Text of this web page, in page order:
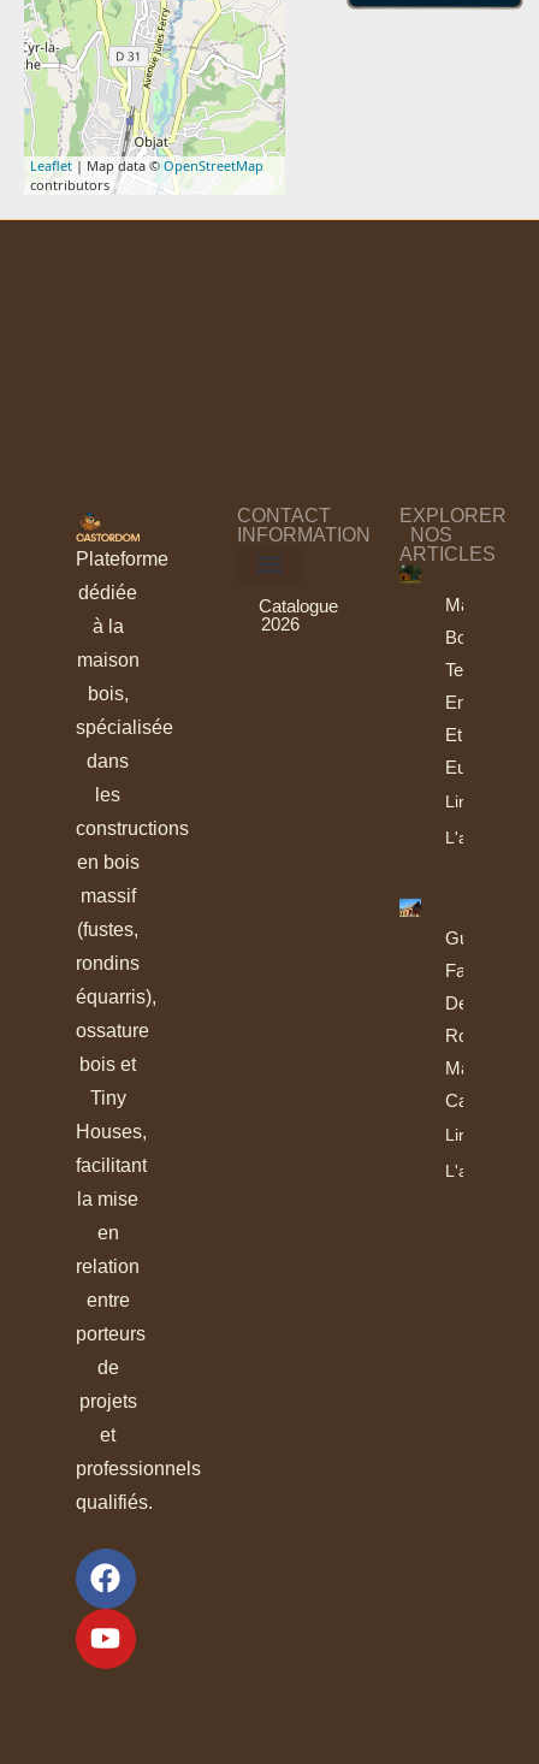
Leaflet| Map data © OpenStreetMap
contributors
Plateforme
dédiée
à la
maison
bois,
spécialisée
dans
les
constructions
en bois
massif
(fustes,
rondins
équarris),
ossature
bois et
Tiny
Houses,
facilitant
la mise
en
relation
entre
porteurs
de
projets
et
professionnels
qualifiés.
CONTACT
INFORMATION
Catalogue
2026
EXPLORER
NOS
ARTICLES
Maisons
Bois :
Tendances
En France
Et En
Europe
Lire
L'article
Guide De
Fabrication
Des
Rondins Et
Madriers
Calibrés
Lire
L'article